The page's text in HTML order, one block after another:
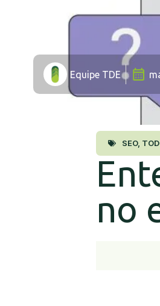
Equipe TDE
SEO,
no